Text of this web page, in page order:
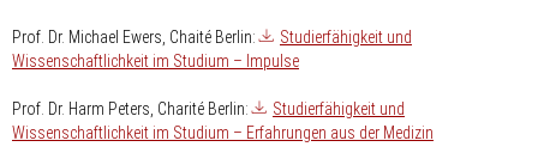
Prof. Dr. Michael Ewers, Chaité Berlin:
Studierfähigkeit und
Wissenschaftlichkeit im Studium – Impulse
Prof. Dr. Harm Peters, Charité Berlin:
Studierfähigkeit und
Wissenschaftlichkeit im Studium – Erfahrungen aus der Medizin